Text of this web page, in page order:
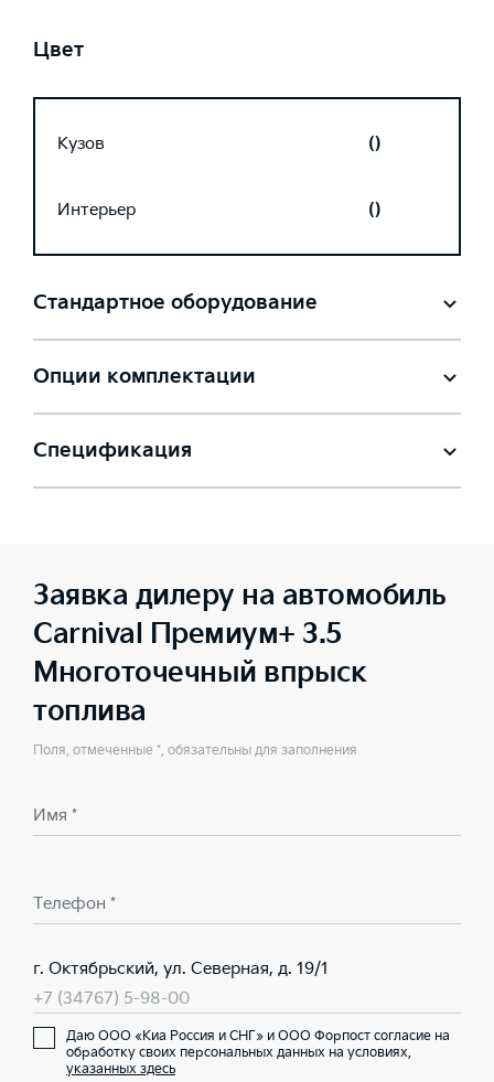
Цвет
Кузов ()
Интерьер ()
Стандартное оборудование
Опции комплектации
Спецификация
Заявка дилеру на автомобиль
Carnival Премиум+ 3.5
Многоточечный впрыск
топлива
Поля, отмеченные *, обязательны для заполнения
Имя *
Телефон *
г. Октябрьский, ул. Северная, д. 19/1
+7 (34767) 5-98-00
Даю ООО «Киа Россия и СНГ» и ООО Форпост согласие на
обработку своих персональных данных на условиях,
указанных здесь